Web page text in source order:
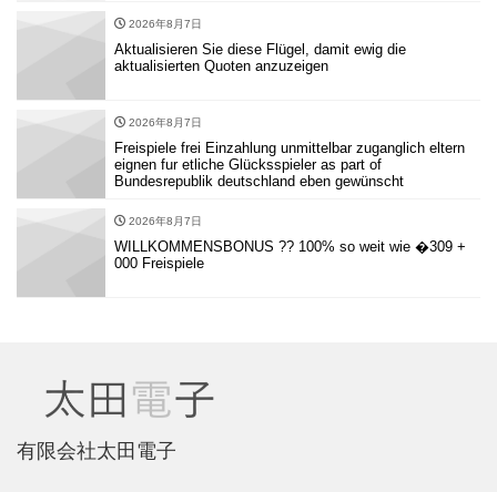
2026年8月7日
Aktualisieren Sie diese Flügel, damit ewig die
aktualisierten Quoten anzuzeigen
2026年8月7日
Freispiele frei Einzahlung unmittelbar zuganglich eltern
eignen fur etliche Glücksspieler as part of
Bundesrepublik deutschland eben gewünscht
2026年8月7日
WILLKOMMENSBONUS ?? 100% so weit wie �309 +
000 Freispiele
有限会社太田電子